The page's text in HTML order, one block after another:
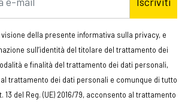
della presente informativa sulla privacy, e
sull’identità del titolare del trattamento dei
e finalità del trattamento dei dati personali,
trattamento dei dati personali e comunque di tutto
13 del Reg. (UE) 2016/79, acconsento al trattamento